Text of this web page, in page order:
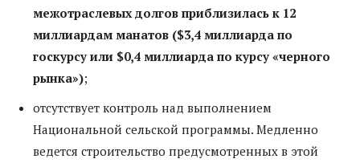
межотраслевых долгов приблизилась к 12
миллиардам манатов ($3,4 миллиарда по
госкурсу или $0,4 миллиарда по курсу «черного
рынка»);
отсутствует контроль над выполнением
Национальной сельской программы. Медленно
ведется строительство предусмотренных в этой